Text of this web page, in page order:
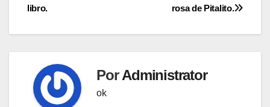
entradas
rosa de Pitalito.
libro.
PorAdministrator
ok